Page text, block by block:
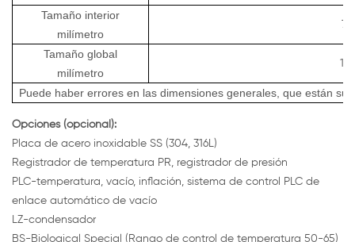
Tamaño interior
milímetro
Tamaño global
milímetro
Puede haber errores en las dimensiones generales, que están
Opciones (opcional):
Placa de acero inoxidable SS (304, 316L)
Registrador de temperatura PR, registrador de presión
PLC-temperatura, vacío, inflación, sistema de control PLC de
enlace automático de vacío
LZ-condensador
BS-Biological Special (Rango de control de temperatura 50-65)